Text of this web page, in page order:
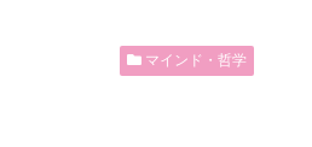
マインド・哲学